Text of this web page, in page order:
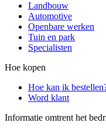
Landbouw
Automotive
Openbare werken
Tuin en park
Specialisten
Hoe kopen
Hoe kan ik
Word klant
Informatie omtrent het